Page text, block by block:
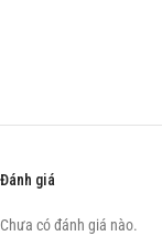
Đánh giá
Chưa có đánh giá nào.